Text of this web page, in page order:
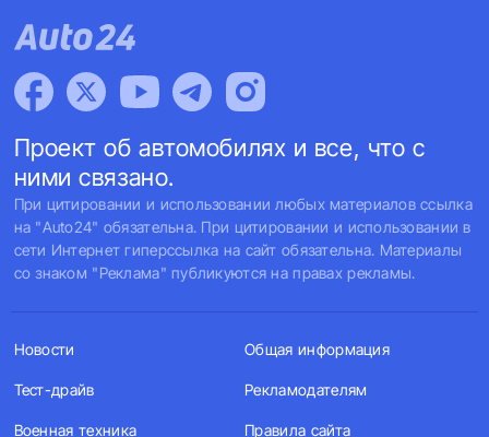
Проект об автомобилях и все, что с
ними связано.
При цитировании и использовании любых материалов ссылка
на "Auto24" обязательна. При цитировании и использовании в
сети Интернет гиперссылка на сайт обязательна. Материалы
со знаком "Реклама" публикуются на правах рекламы.
Новости
Тест-драйв
Военная техника
Общая информация
Рекламодателям
Правила сайта